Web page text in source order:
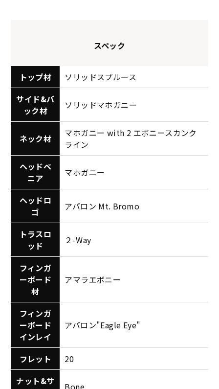
スペック
トップ材
ソリッドスプルース
サイド&バ
ック材
ソリッドマホガニー
ネック材
マホガニー with 2 エボニースカンク
ライン
ヘッドベ
ニア
マホガニー
ヘッドロ
ゴ
アバロン Mt. Bromo
トラスロ
ッド
２-Way
フィンガ
ーボード
材
アマラエボニー
フィンガ
ーボード
インレイ
アバロン"Eagle Eye"
フレット
20
ナット&サ